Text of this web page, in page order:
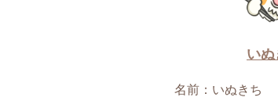
いぬ
名前：いぬきち